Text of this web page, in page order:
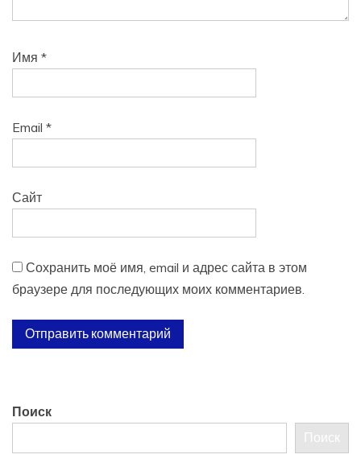
Имя *
Email *
Сайт
Сохранить моё имя, email и адрес сайта в этом
браузере для последующих моих комментариев.
Поиск
Поиск